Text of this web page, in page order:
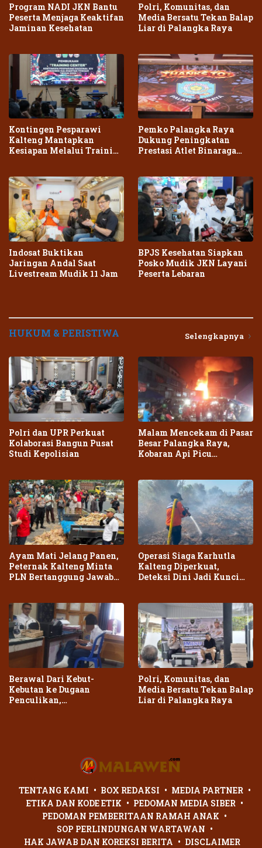
Program NADI JKN Bantu
Peserta Menjaga Keaktifan
Jaminan Kesehatan
Polri, Komunitas, dan
Media Bersatu Tekan Balap
Liar di Palangka Raya
Kontingen Pesparawi
Kalteng Mantapkan
Kesiapan Melalui Training
Pemko Palangka Raya
Dukung Peningkatan
Prestasi Atlet Binaraga
Indosat Buktikan
Jaringan Andal Saat
Livestream Mudik 11 Jam
BPJS Kesehatan Siapkan
Posko Mudik JKN Layani
Peserta Lebaran
HUKUM & PERISTIWA Selengkapnya
Polri dan UPR Perkuat
Kolaborasi Bangun Pusat
Studi Kepolisian
Malam Mencekam di Pasar
Besar Palangka Raya,
Kobaran Api Picu
Ayam Mati Jelang Panen,
Peternak Kalteng Minta
PLN Bertanggung Jawab
Operasi Siaga Karhutla
Kalteng Diperkuat,
Deteksi Dini Jadi Kunci
Berawal Dari Kebut-
Kebutan ke Dugaan
Penculikan,
Polri, Komunitas, dan
Media Bersatu Tekan Balap
Liar di Palangka Raya
TENTANG KAMI BOX REDAKSI
MEDIA PARTNER
ETIKA DAN KODE ETIK
PEDOMAN MEDIA SIBER
PEDOMAN PEMBERITAAN RAMAH ANAK
SOP PERLINDUNGAN WARTAWAN
HAK JAWAB DAN KOREKSI BERITA
DISCLAIMER